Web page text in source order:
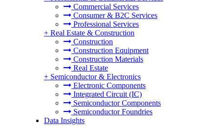
Commercial Services
Consumer & B2C Services
Professional Services
+ Real Estate & Construction
Construction
Construction Equipment
Construction Materials
Real Estate
+ Semiconductor & Electronics
Electronic Components
Integrated Circuit (IC)
Semiconductor Components
Semiconductor Foundries
Data Insights